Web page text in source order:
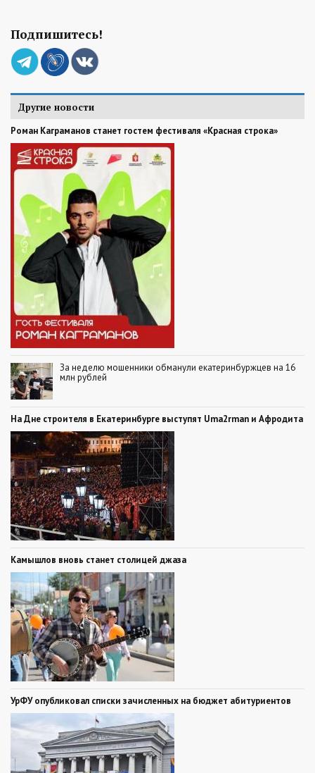
Подпишитесь!
Другие новости
Роман Каграманов станет гостем фестиваля «Красная строка»
За неделю мошенники обманули екатеринбуржцев на 16
млн рублей
На Дне строителя в Екатеринбурге выступят Uma2rman и Афродита
Камышлов вновь станет столицей джаза
УрФУ опубликовал списки зачисленных на бюджет абитуриентов